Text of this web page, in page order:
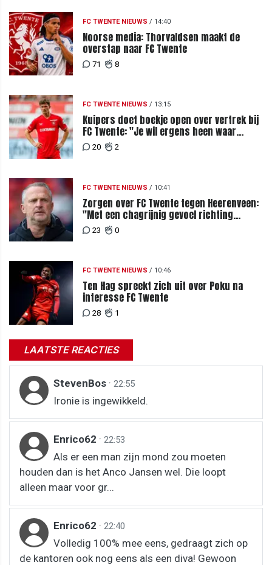
FC TWENTE NIEUWS / 14:40
Noorse media: Thorvaldsen maakt de
overstap naar FC Twente
71 8
FC TWENTE NIEUWS / 13:15
Kuipers doet boekje open over vertrek bij
FC Twente: "Je wil ergens heen waar
mensen je waarderen"
20 2
FC TWENTE NIEUWS / 10:41
Zorgen over FC Twente tegen Heerenveen:
"Met een chagrijnig gevoel richting
Slowakije"
23 0
FC TWENTE NIEUWS / 10:46
Ten Hag spreekt zich uit over Poku na
interesse FC Twente
28 1
LAATSTE REACTIES
StevenBos · 22:55
Ironie is ingewikkeld.
Enrico62 · 22:53
Als er een man zijn mond zou moeten
houden dan is het Anco Jansen wel. Die loopt
alleen maar voor gr...
Enrico62 · 22:40
Volledig 100% mee eens, gedraagt zich op
de kantoren ook nog eens als een diva! Gewoon